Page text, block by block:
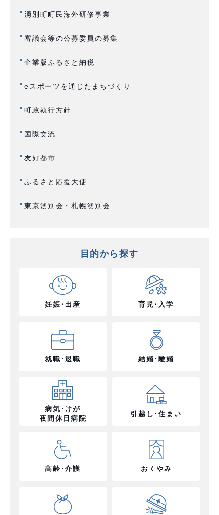
湧別町町民海外研修事業
審議会等の公募委員の募集
企業版ふるさと納税
eスポーツを通じたまちづくり
町政執行方針
国際交流
友好都市
ふるさと応援大使
東京湧別会・札幌湧別会
目的から探す
妊娠･出産 育児･入学
就職･退職 結婚･離婚
病気･けが
夜間休日病院
引越し･住まい
高齢･介護 おくやみ